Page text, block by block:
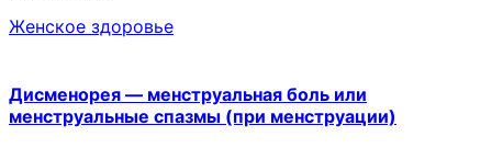
Женское здоровье
Дисменорея — менструальная боль или
менструальные спазмы (при менструации)